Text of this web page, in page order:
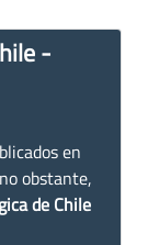
-
en
obstante,
de Chile